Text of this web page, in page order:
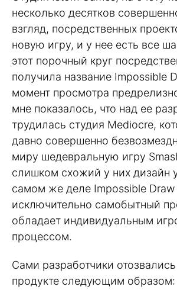
несколько десятков
взгляд, посредственных
новую игру, и у нее есть все
этот порочный круг
получила название Impossible
момент просмотра
мне показалось, что над ее
трудилась студия Mediocre,
давно совершенно
миру шедевральную игру
слишком схожий у них дизайн
самом же деле Impossible Draw
исключительно самобытный
обладает индивидуальным
процессом.
Сами разработчики
продукте следующим образом: